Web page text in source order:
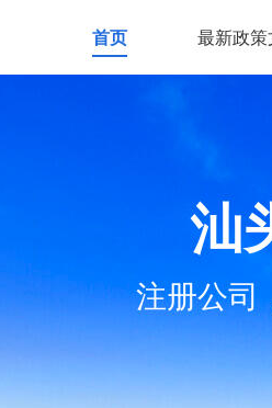
首页 最新政
汕
注册公司